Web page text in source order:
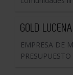
GOLD
EMPRESA DE